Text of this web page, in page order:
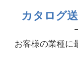
カタログ
お客様の業種に